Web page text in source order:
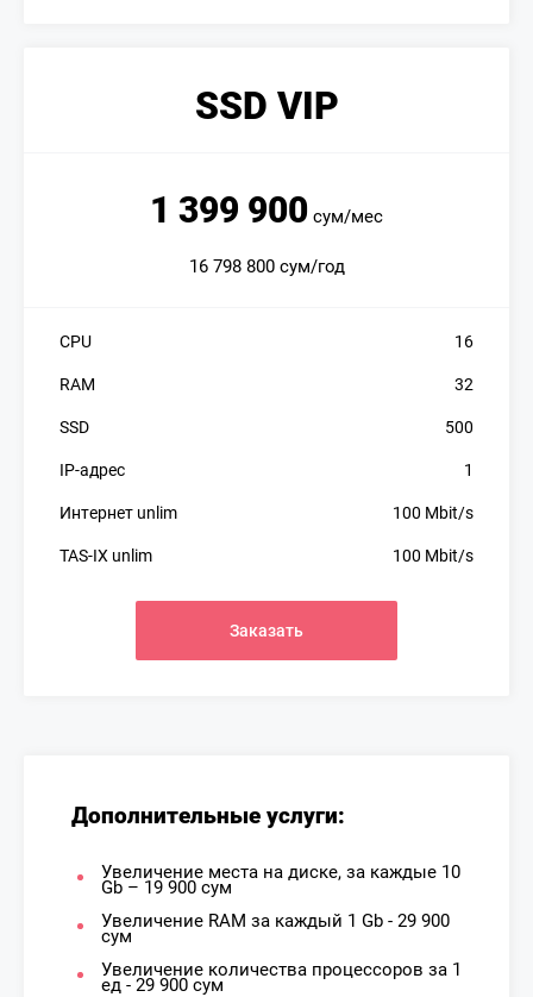
SSD VIP
1 399 900 сум/мес
16 798 800 сум/год
CPU 16
RAM 32
SSD 500
IP-адрес 1
Интернет unlim 100 Mbit/s
TAS-IX unlim 100 Mbit/s
Заказать
Дополнительные услуги:
Увеличение места на диске, за каждые 10
Gb – 19 900 сум
Увеличение RAM за каждый 1 Gb - 29 900
сум
Увеличение количества процессоров за 1
ед - 29 900 сум